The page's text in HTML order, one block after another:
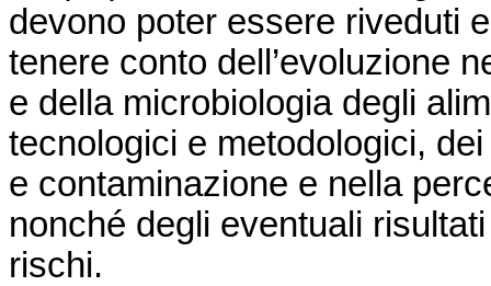
devono poter essere riveduti
tenere conto dell’evoluzione
e della microbiologia degli
tecnologici e metodologici,
e contaminazione e nella
nonché degli eventuali
rischi.